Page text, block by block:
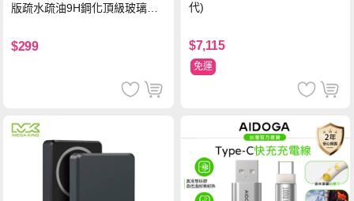
版疏水疏油9H鋼化頂級玻璃貼
$299
代)
$7,115
免運